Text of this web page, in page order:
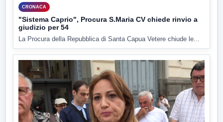
CRONACA
"Sistema Caprio", Procura S.Maria CV chiede rinvio a
giudizio per 54
La Procura della Repubblica di Santa Capua Vetere chiude le...